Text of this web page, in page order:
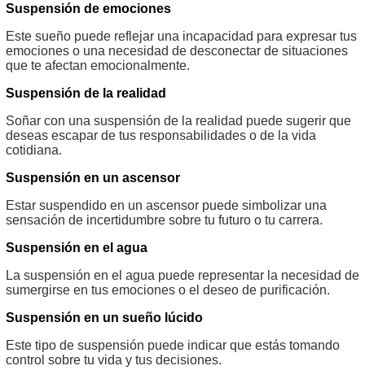
Suspensión de emociones
Este sueño puede reflejar una incapacidad para expresar tus
emociones o una necesidad de desconectar de situaciones
que te afectan emocionalmente.
Suspensión de la realidad
Soñar con una suspensión de la realidad puede sugerir que
deseas escapar de tus responsabilidades o de la vida
cotidiana.
Suspensión en un ascensor
Estar suspendido en un ascensor puede simbolizar una
sensación de incertidumbre sobre tu futuro o tu carrera.
Suspensión en el agua
La suspensión en el agua puede representar la necesidad de
sumergirse en tus emociones o el deseo de purificación.
Suspensión en un sueño lúcido
Este tipo de suspensión puede indicar que estás tomando
control sobre tu vida y tus decisiones.